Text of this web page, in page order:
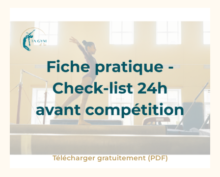
Télécharger gratuitement (PDF)